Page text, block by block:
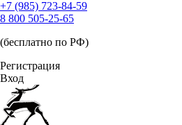
+7 (985) 723-84-59
8 800 505-25-65
(бесплатно по РФ)
Регистрация
Вход